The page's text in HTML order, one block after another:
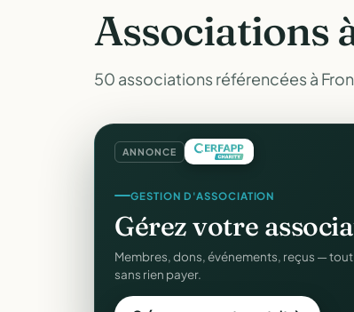
Associations
50 associations référencées à
ANNONCE
GESTION D'ASSOCIATION
Gérez votre
Membres, dons, événements, reçus —
sans rien payer.